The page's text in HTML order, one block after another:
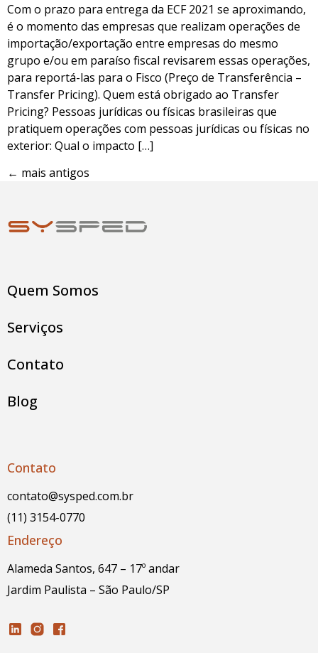
Com o prazo para entrega da ECF 2021 se aproximando,
é o momento das empresas que realizam operações de
importação/exportação entre empresas do mesmo
grupo e/ou em paraíso fiscal revisarem essas operações,
para reportá-las para o Fisco (Preço de Transferência –
Transfer Pricing). Quem está obrigado ao Transfer
Pricing? Pessoas jurídicas ou físicas brasileiras que
pratiquem operações com pessoas jurídicas ou físicas no
exterior: Qual o impacto […]
← mais antigos
Quem Somos
Serviços
Contato
Blog
Contato
contato@sysped.com.br
(11) 3154-0770
Endereço
Alameda Santos, 647 – 17º andar
Jardim Paulista – São Paulo/SP